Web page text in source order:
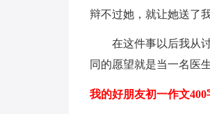
辩不过她，就让她送了我
在这件事以后我从
同的愿望就是当一名医
我的好朋友初一作文400